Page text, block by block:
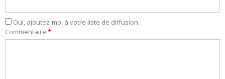
Oui, ajoutez-moi à votre liste de diffusion.
Commentaire *